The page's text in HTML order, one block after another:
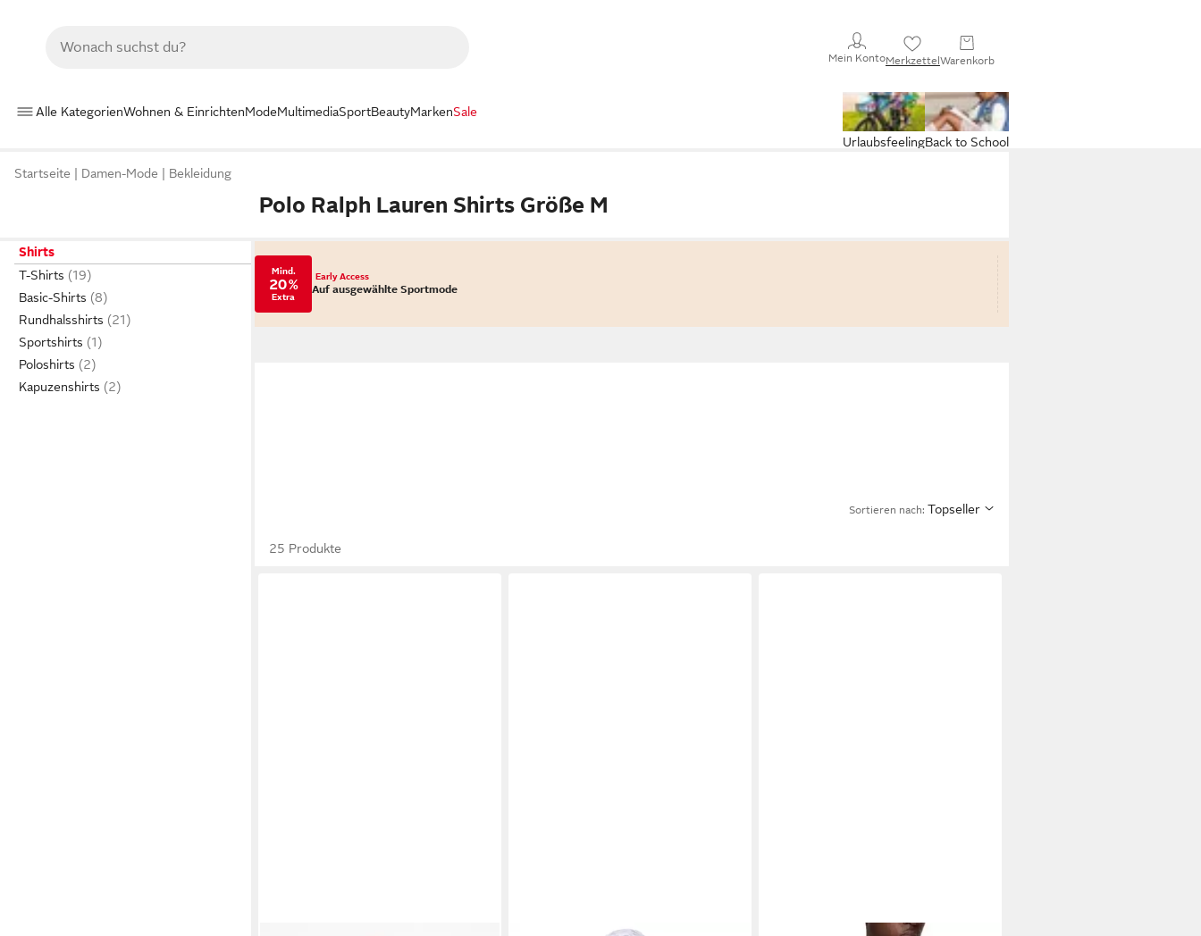
Mein KontoMerkzettelWarenkorb
Alle KategorienWohnen & EinrichtenModeMultimediaSportBeautyMarkenSale
Back to School
Urlaubsfeeling
Startseite Damen-Mode Bekleidung
Polo Ralph Lauren Shirts Größe M
Shirts
T-Shirts
Basic-Shirts
Rundhalsshirts
Sportshirts
Poloshirts
Kapuzenshirts
Mind.
20 %
Extra
Early Access
Auf ausgewählte Sportmode
Sortieren nach: Topseller
25 Produkte